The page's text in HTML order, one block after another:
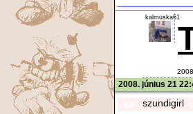
kalmuska61
2008. június 21
szundigirl